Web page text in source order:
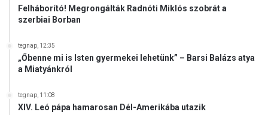
Felháborító! Megrongálták Radnóti Miklós szobrát a
szerbiai Borban
tegnap, 12:35
„Őbenne mi is Isten gyermekei lehetünk” – Barsi Balázs atya
a Miatyánkról
tegnap, 11:08
XIV. Leó pápa hamarosan Dél-Amerikába utazik